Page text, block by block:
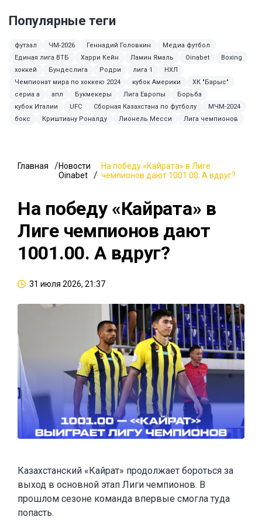
Популярные теги
футзал ЧМ-2026 Геннадий Головкин
Медиа футбол
Единая лига ВТБ
Харри Кейн Ламин Ямаль Oinabet
Boxing
хоккей
Бундеслига Родри лига 1
НХЛ
Чемпионат мира по хоккею 2024
кубок Америки
ХК "Барыс"
сериа а
апл Букмекеры Лига Европы
Борьба
кубок Италии
UFC Сборная Казахстана по футболу
МЧМ-2024
бокс
Криштиану Роналду Лионель Месси Лига чемпионов
Главная
Новости
Oinabet
На победу «Кайрата» в Лиге
чемпионов дают 1001.00. А вдруг?
На победу «Кайрата» в
Лиге чемпионов дают
1001.00. А вдруг?
31 июля 2026, 21:37
Казахстанский «Кайрат» продолжает бороться за
выход в основной этап Лиги чемпионов. В
прошлом сезоне команда впервые смогла туда
попасть.